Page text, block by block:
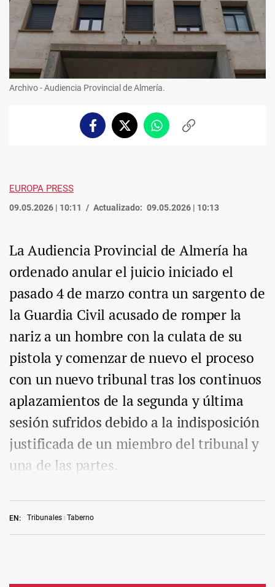
Archivo - Audiencia Provincial de Almería.
FacebookTwitterWhatsappCopiar
EUROPA PRESS
09.05.2026 | 10:11 Actualizado: 09.05.2026 | 10:13
EN: Tribunales Taberno
La Audiencia Provincial de Almería ha
ordenado anular el juicio iniciado el
pasado 4 de marzo contra un sargento de
la Guardia Civil acusado de romper la
nariz a un hombre con la culata de su
pistola y comenzar de nuevo el proceso
con un nuevo tribunal tras los continuos
aplazamientos de la segunda y última
sesión sufridos debido a la indisposición
justificada de un miembro del tribunal y
una de las partes.